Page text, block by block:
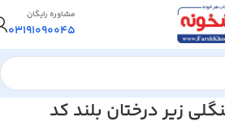
مشاوره رایگان
03191090045
منظره
زیر درختان بلند کد